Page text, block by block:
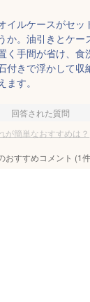
イルケースがセッ
か。油引きとケー
く手間が省け、食
きで浮かして収
す。
回答された質問
が簡単なおすすめは？
おすすめコメント (1